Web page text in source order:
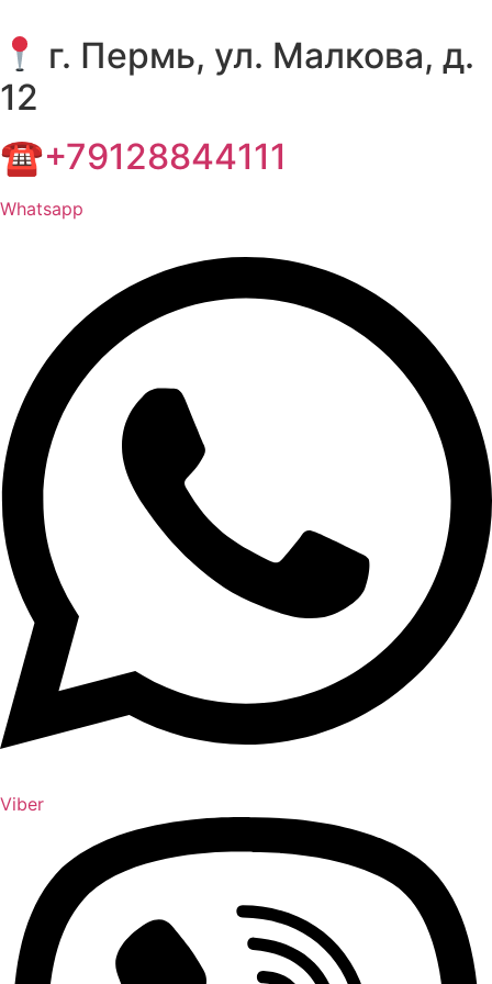
г. Пермь, ул. Малкова, д.
12
☎+79128844111
Whatsapp
Viber